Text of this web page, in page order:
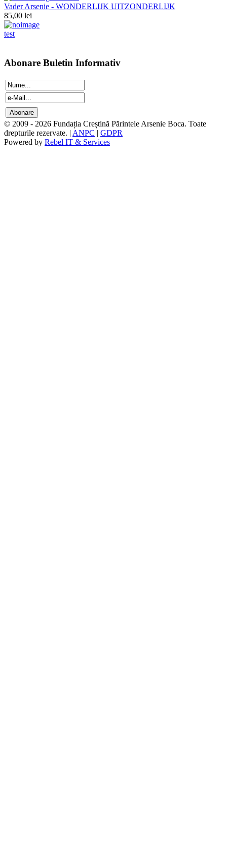
Vader Arsenie - WONDERLIJK UITZONDERLIJK
85,00 lei
test
Abonare Buletin Informativ
© 2009 - 2026 Fundația Creștină Părintele Arsenie Boca. Toate
drepturile rezervate. | ANPC | GDPR
Powered by Rebel IT & Services